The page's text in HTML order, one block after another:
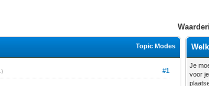
Topic Modes
#1
.)
Je
voor